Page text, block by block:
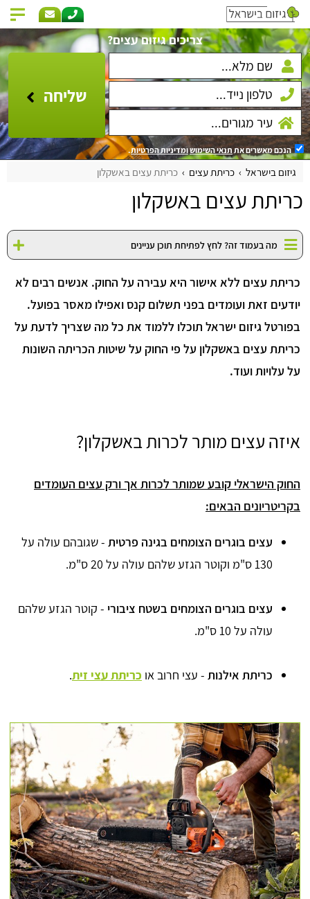
צריכים גיזום עצים?
שליחה
הנכם מאשרים את תנאי השימושומדיניות הפרטיות.
גיזום בישראל כריתת עצים כריתת עצים באשקלון
כריתת עצים באשקלון
מה בעמוד זה? לחץ לפתיחת תוכן עניינים
כריתת עצים ללא אישור היא עבירה על החוק. אנשים רבים לא
יודעים זאת ועומדים בפני תשלום קנס ואפילו מאסר בפועל.
בפורטל גיזום ישראל תוכלו ללמוד את כל מה שצריך לדעת על
כריתת עצים באשקלון על פי החוק על שיטות הכריתה השונות
על עלויות ועוד.
איזה עצים מותר לכרות באשקלון?
החוק הישראלי קובע שמותר לכרות אך ורק עצים העומדים
בקריטריונים הבאים:
עצים בוגרים הצומחים בגינה פרטית - שגובהם עולה על
130 ס"מ וקוטר הגזע שלהם עולה על 20 ס"מ.
עצים בוגרים הצומחים בשטח ציבורי - קוטר הגזע שלהם
עולה על 10 ס"מ.
כריתת אילנות - עצי חרוב או כריתת עצי זית.